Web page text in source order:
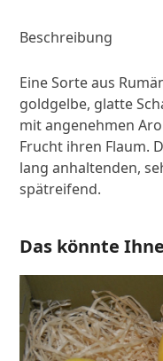
Beschreibung
Eine Sorte aus
goldgelbe, glatte
mit angenehmen
Frucht ihren Flaum.
lang anhaltenden,
spätreifend.
Das könnte